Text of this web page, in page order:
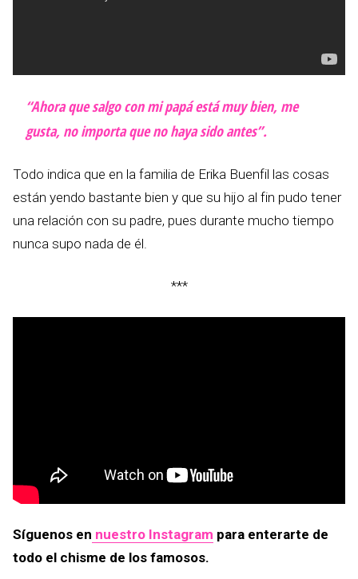
“Ahora que salgo con mi papá está muy bien, me
gusta, no importa que no haya sido antes”.
Todo indica que en la familia de Erika Buenfil las cosas
están yendo bastante bien y que su hijo al fin pudo tener
una relación con su padre, pues durante mucho tiempo
nunca supo nada de él.
***
Síguenos en nuestro Instagram para enterarte de
todo el chisme de los famosos.